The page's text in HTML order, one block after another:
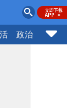
政治 社會